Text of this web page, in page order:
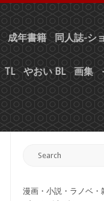
成年書籍 同人誌-シ
TL やおい BL 画集
漫画・小説・ラノベ・